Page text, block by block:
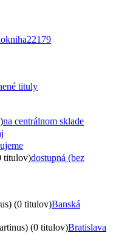
22179
tituly
na centrálnom sklade
titulov)dostupná (bez
(0 titulov)Banská
(0 titulov)Bratislava